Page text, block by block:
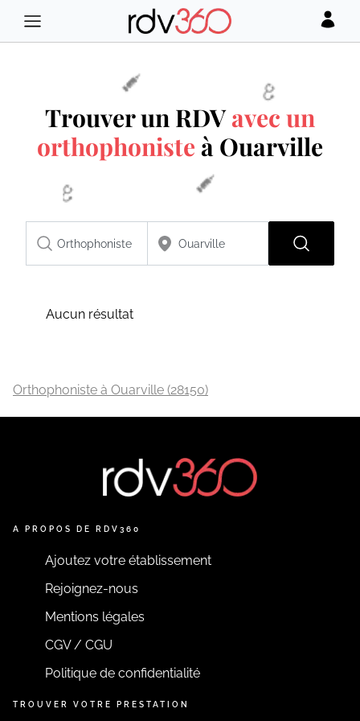
Trouver un RDVavec un
orthophoniste à Ouarville
Aucun résultat
Orthophoniste à Ouarville (28150)
A PROPOS DE RDV360
Ajoutez votre établissement
Rejoignez-nous
Mentions légales
CGV / CGU
Politique de confidentialité
TROUVER VOTRE PRESTATION